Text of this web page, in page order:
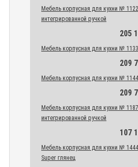
Мебель корпусная для кухни №
интегрированной ручкой
205
Мебель корпусная для кухни №
209
Мебель корпусная для кухни №
209
Мебель корпусная для кухни №
интегрированной ручкой
107
Мебель корпусная для кухни №
Super глянец